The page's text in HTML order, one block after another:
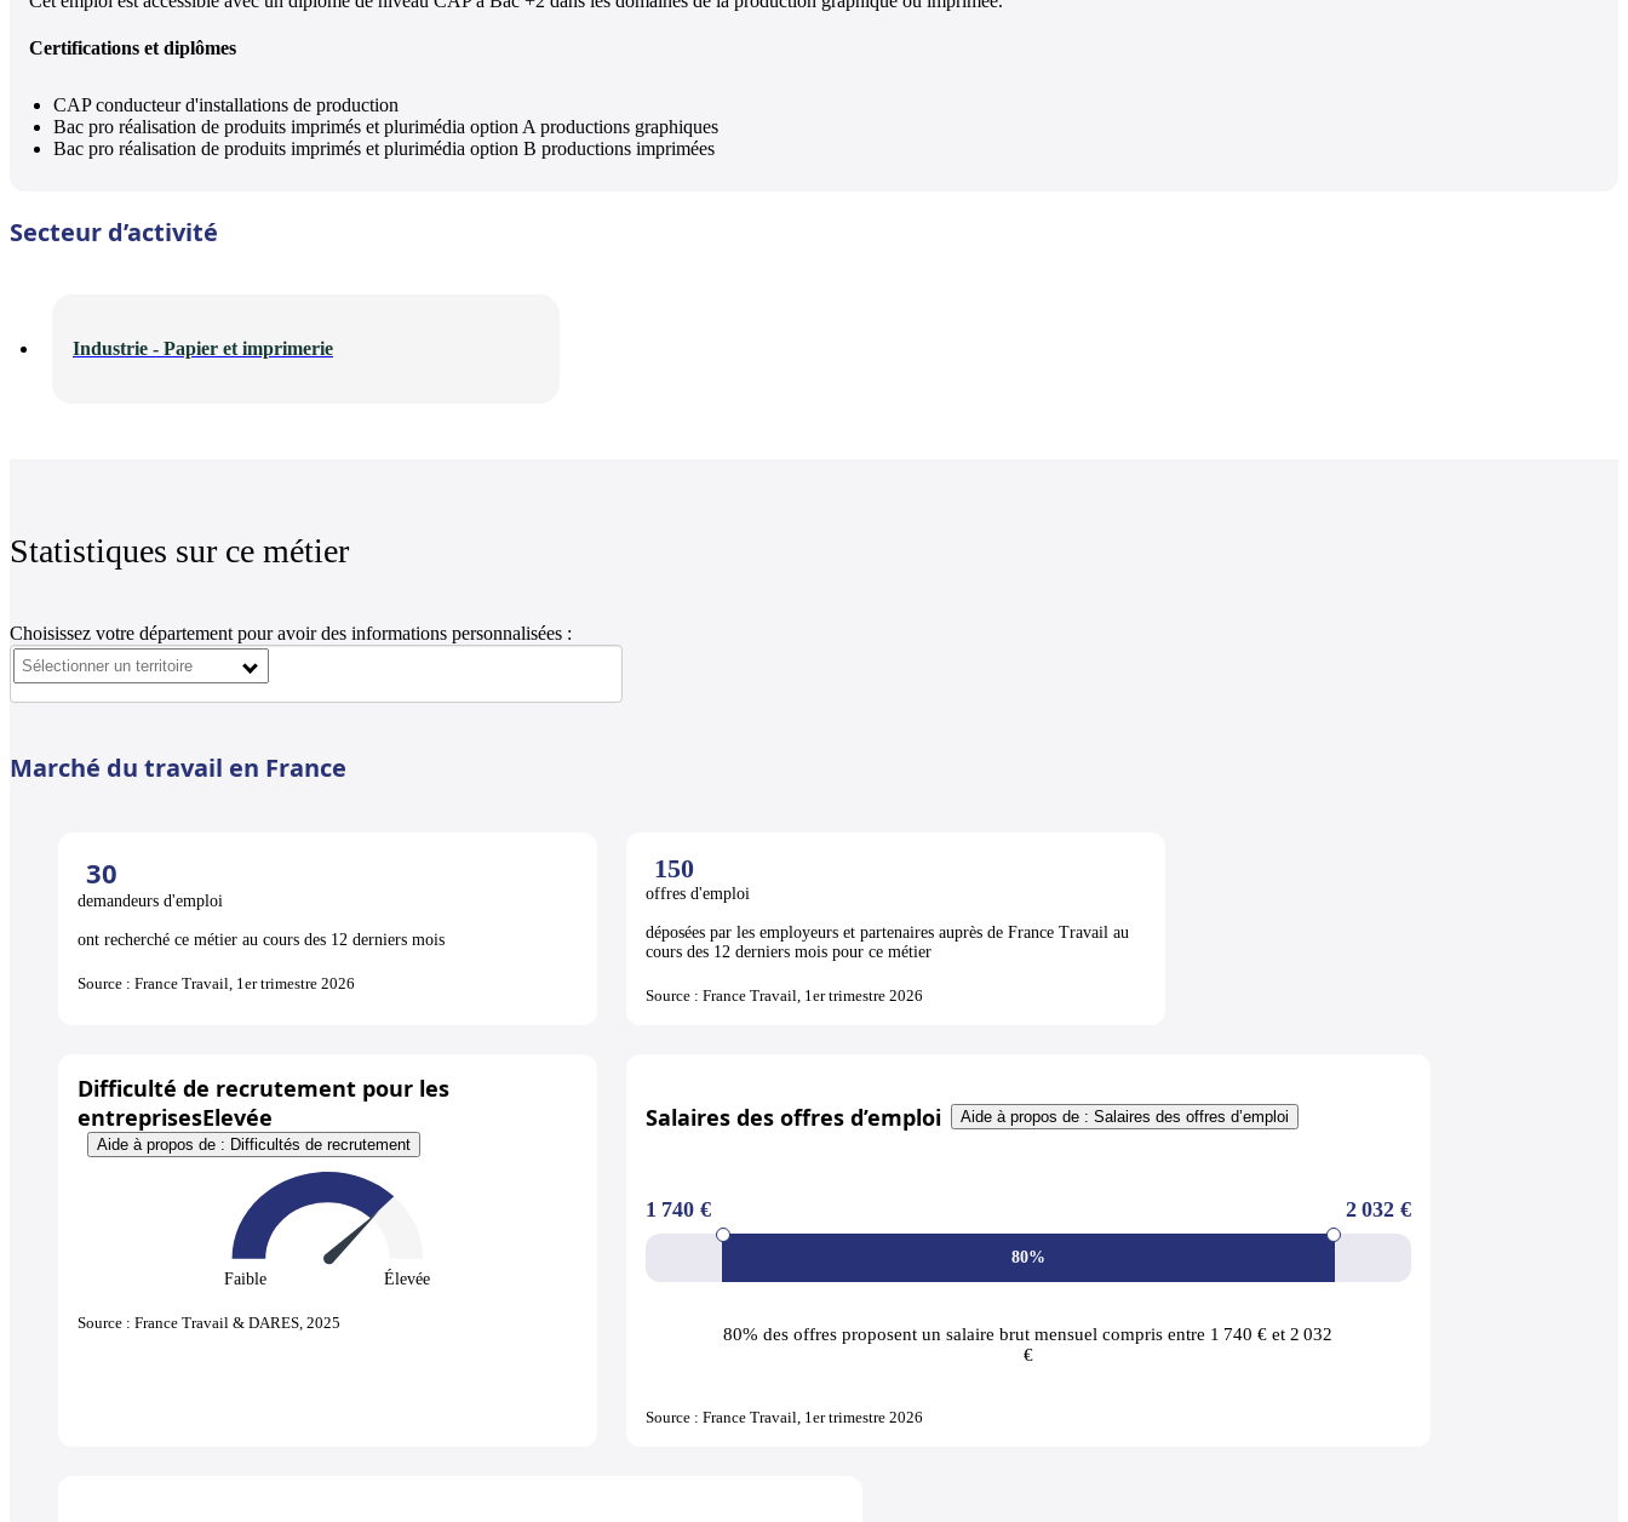
Certifications et diplômes
CAP conducteur d'installations de production
Bac pro réalisation de produits imprimés et plurimédia option A productions graphiques
Bac pro réalisation de produits imprimés et plurimédia option B productions imprimées
Secteur d’activité
Industrie - Papier et imprimerie
Statistiques sur ce métier
Choisissez votre département pour avoir des informations personnalisées :
Marché du travail en France
30
demandeurs d'emploi
ont recherché ce métier au cours des 12 derniers mois
Source : France Travail, 1er trimestre 2026
150
offres d'emploi
déposées par les employeurs et partenaires auprès de France Travail au
cours des 12 derniers mois pour ce métier
Source : France Travail, 1er trimestre 2026
Difficulté de recrutement pour les
entreprisesElevée
Aide à propos de : Difficultés de recrutement
Faible Élevée
Source : France Travail & DARES, 2025
Salaires des offres d’emploi Aide à propos de : Salaires des offres d’emploi
80%
1 740 € 2 032 €
80% des offres proposent un salaire brut mensuel compris entre 1 740 € et 2 032
€
Source : France Travail, 1er trimestre 2026